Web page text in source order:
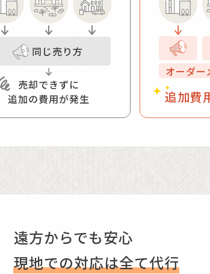
同じ売り方
売却できずに
追加の費用が発生
オーダー
追加費
遠方からでも安心
現地での対応は全て代行
から市街化調整区域を理由に取扱い出来ま
してもらえる不動産屋さんを探していた。
ても物件によっていろいろですが、最近は
を測りにかけて断る業者が多くなっています
行うと、既存の建物は適法に建築されており
替え出来るかは建築確認申請をしないと
ですが、建築可能という確証を得ることで
た。
て本当に良かったと感謝しています。
しい。
良へ来るのが遠いので適正な価格で早期に売
忌を終えられての売却が非常に多くなってい
なものを選別していただき、不要品の処分見
間が経過するよりも適正な価格で交渉も
見つかりホッとしました。また、売買契約時
ていただき非常に助かりました。
ールでやり取りできましたし、会社員の私
立会いだけで済んで良かったです。
いるらしい物件があって気になっている。表
ない。今後売却される予定があればぜひ相談
い。
してポストに手紙を投函しようとしましたが
長さんなら連絡先をご存知かと思い訪ねたが
の内容を伝えてもらうように伝言をお願
ない・・・ということは転送先に配達され
者の方からお電話が！事情を説明してからは
事に取引完了となりました。